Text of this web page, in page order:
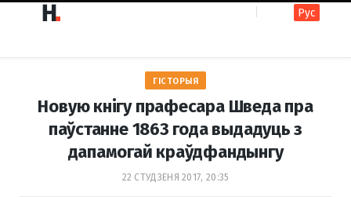
c s
Рус
ГІСТОРЫЯ
Новую кнігу прафесара Шведа пра
паўстанне 1863 года выдадуць з
дапамогай краўдфандынгу
22 СТУДЗЕНЯ 2017, 20:35